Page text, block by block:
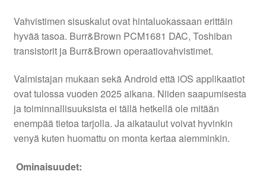
Vahvistimen sisuskalut ovat hintaluokassaan erittäin
hyvää tasoa. Burr&Brown PCM1681 DAC, Toshiban
transistorit ja Burr&Brown operaatiovahvistimet.
Valmistajan mukaan sekä Android että iOS applikaatiot
ovat tulossa vuoden 2025 aikana. Niiden saapumisesta
ja toiminnallisuuksista ei tällä hetkellä ole mitään
enempää tietoa tarjolla. Ja aikataulut voivat hyvinkin
venyä kuten huomattu on monta kertaa aiemminkin.
Ominaisuudet: